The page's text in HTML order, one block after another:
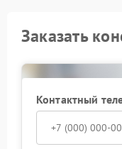
Заказать
Контактный